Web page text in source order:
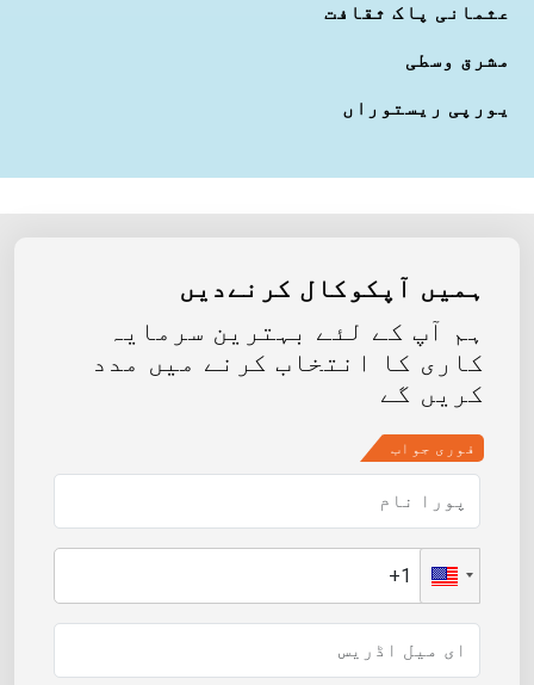
عثمانی پاک ثقافت
مشرق وسطی
یورپی ریستوراں
ہمیں آپکوکال کرنےدیں
ہم آپ کے لئے بہترین سرمایہ
کاری کا انتخاب کرنے میں مدد
کریں گے
فوری جواب